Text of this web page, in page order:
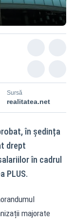
Sursă
realitatea.net
în ședința
drept
în cadrul
PLUS.
majorate